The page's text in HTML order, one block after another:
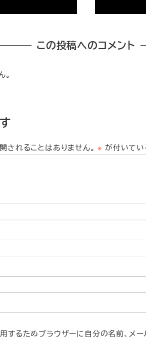
この投稿へのコメント
。
されることはありません。 ※ が付いて
するためブラウザーに自分の名前、メー